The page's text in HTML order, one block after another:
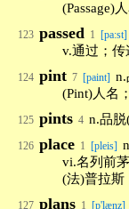
(Passage)
123 passed 1 [pa:st]
v.通过；传
124 pint 7 [paint] n.
(Pint)人名
125 pints 4 n.品
126 place 1 [pleis]
vi.名列前
(法)普拉斯
127 plans 1 [p'lænz]